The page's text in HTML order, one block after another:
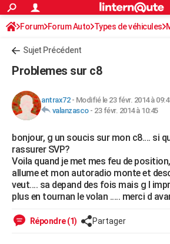
ACTUALITÉS
Politique
Société
Faits Divers
Education
Monde
Villes
+
Retraite
Impôts
Epargne
Immobilier
Risques naturels par ville
Banque
Assurance
Crédit
AUTO
HIGH-TECH
Mobiles
Meilleur smartphone
Internet
Ordinateurs
Jeux vidéo
Guide high-tech
+BRICOLAGE
Forum
Aménagement intérieur
Extérieur
Cuisine
Salle de bains
Jardinage
Rangement
WEEK-END
Guides de France
Escapades
Patrimoine
Expositions
Musées
Week-end nature
+
Art de vivre
Bien-être
Loisirs
Mode
Modes de vie
S'inscrire
Connexion
Forum Forum Auto Types de véhicules
Sujet Précédent
Problemes sur c8
antrax72- Modifié le 23 févr. 2014 à
valanzasco- 23 févr. 2014 à 10:45
bonjour, g un soucis sur mon c8.... si
rassurer SVP?
Voila quand je met mes feu de
allume et mon autoradio monte et
veut.... sa depand des fois mais g l
plus en tournan le volan ..... merci d
Répondre (1) Partager